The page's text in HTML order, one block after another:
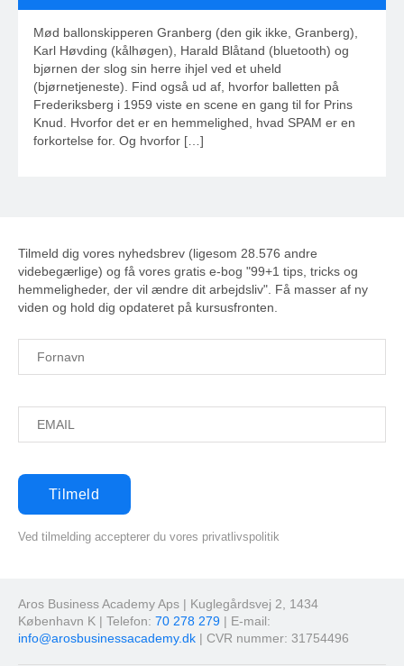
Mød ballonskipperen Granberg (den gik ikke, Granberg),
Karl Høvding (kålhøgen), Harald Blåtand (bluetooth) og
bjørnen der slog sin herre ihjel ved et uheld
(bjørnetjeneste). Find også ud af, hvorfor balletten på
Frederiksberg i 1959 viste en scene en gang til for Prins
Knud. Hvorfor det er en hemmelighed, hvad SPAM er en
forkortelse for. Og hvorfor […]
Tilmeld dig vores nyhedsbrev (ligesom 28.576 andre
videbegærlige) og få vores gratis e-bog "99+1 tips, tricks og
hemmeligheder, der vil ændre dit arbejdsliv". Få masser af ny
viden og hold dig opdateret på kursusfronten.
Ved tilmelding accepterer du vores privatlivspolitik
Aros Business Academy Aps | Kuglegårdsvej 2, 1434
København K | Telefon: 70 278 279 | E-mail:
info@arosbusinessacademy.dk | CVR nummer: 31754496